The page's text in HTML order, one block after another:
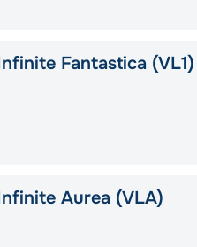
Fantastica (VL1)
Aurea (VLA)